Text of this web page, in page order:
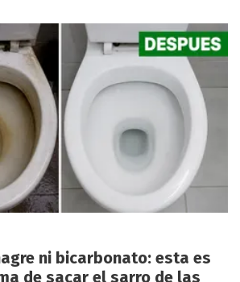
ni bicarbonato: esta es
de sacar el sarro de las